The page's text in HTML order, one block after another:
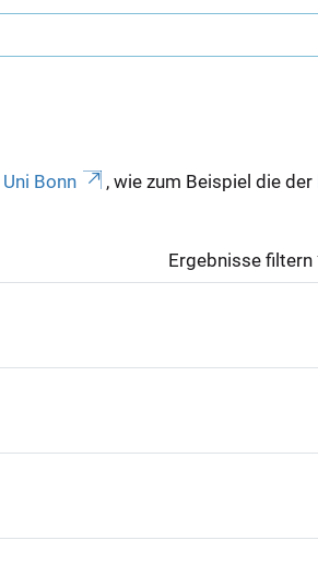
Uni Bonn , wie zum Beispiel die der
Ergebnisse filtern